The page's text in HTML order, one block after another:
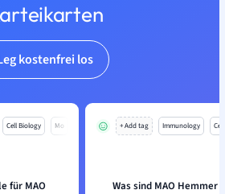
kostenfrei los
Cell Biology Mo
für MAO
+ Add tag Immunology
Was sind MAO Hemmer